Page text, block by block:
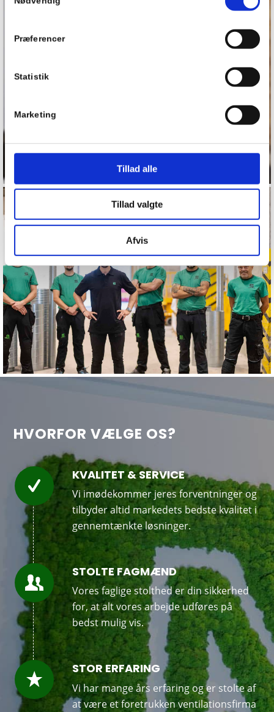
Præferencer
Statistik
Marketing
Tillad alle
Tillad valgte
Afvis
HVORFOR VÆLGE OS?
KVALITET & SERVICE
Vi imødekommer jeres forventninger og
tilbyder altid markedets bedste kvalitet i
gennemtænkte løsninger.
STOLTE FAGMÆND
Vores faglige stolthed er din sikkerhed
for, at alt vores arbejde udføres på
bedst mulig vis.
STOR ERFARING
Vi har mange års erfaring og er stolte af
at være et foretrukken ventilationsfirma